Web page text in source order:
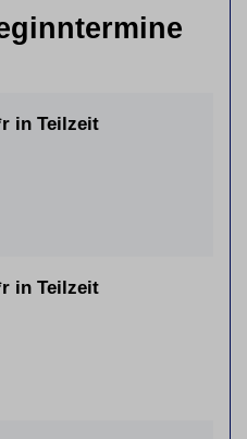
in Teilzeit
in Teilzeit